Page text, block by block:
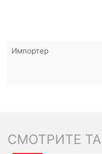
Импортер
СМОТРИТЕ